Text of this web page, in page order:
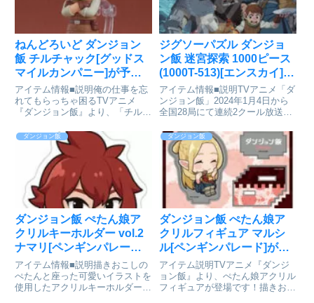
ねんどろいど ダンジョン
飯 チルチャック[グッドス
マイルカンパニー]が予約
受付開始
アイテム情報■説明俺の仕事を忘
れてもらっちゃ困るTVアニメ
『ダンジョン飯』より、「チルチ
す！●表情パーツ:「真顔」「呆れ
顔」「怒り顔」●オプションパー
ツ:「ピッキングツール」「ミミ
ックの足」「宝虫入り宝箱」
「大...
ジグソーパズル ダンジョ
ン飯 迷宮探索 1000ピース
(1000T-513)[エンスカイ]が
予約受付開始
アイテム情報■説明TVアニメ「ダ
ンジョン飯」2024年1月4日から
全国28局にて連続2クール放送
より、キービジュアルを使用した
1000ピースジグソーパズルが新
登場です！<適合パネル>No.10-
T<付属品>パズ...
ダンジョン飯
ダンジョン飯 ぺたん娘ア
クリルキーホルダー vol.2
ナマリ[ペンギンパレード]
が予約受付中
アイテム情報■説明描きおこしの
ぺたんと座った可愛いイラストを
使用したアクリルキーホルダーで
ダンジョン飯
ダンジョン飯 ぺたん娘ア
クリルフィギュア マルシ
ル[ペンギンパレード]が予
約受付開始
アイテム説明TVアニメ『ダンジ
ョン飯』より、ぺたん娘アクリル
フィギュアが登場です！描きおこ